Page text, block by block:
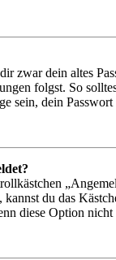
zwar dein altes
folgst. So
sein, dein
du das
diese Option